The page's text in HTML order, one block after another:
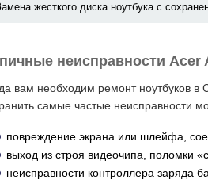
жесткого диска ноутбука с
неисправности Acer
вам необходим ремонт ноутбуков в
самые частые неисправности
повреждение экрана или шлейфа,
выход из строя видеочипа, поломки
неисправности контроллера заряда